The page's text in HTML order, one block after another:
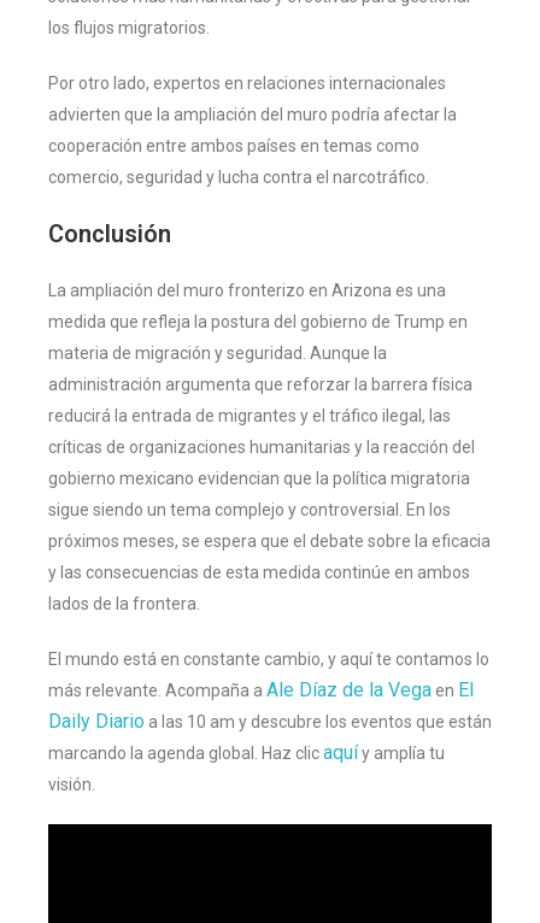
los flujos migratorios.
Por otro lado, expertos en relaciones internacionales
advierten que la ampliación del muro podría afectar la
cooperación entre ambos países en temas como
comercio, seguridad y lucha contra el narcotráfico.
Conclusión
La ampliación del muro fronterizo en Arizona es una
medida que refleja la postura del gobierno de Trump en
materia de migración y seguridad. Aunque la
administración argumenta que reforzar la barrera física
reducirá la entrada de migrantes y el tráfico ilegal, las
críticas de organizaciones humanitarias y la reacción del
gobierno mexicano evidencian que la política migratoria
sigue siendo un tema complejo y controversial. En los
próximos meses, se espera que el debate sobre la eficacia
y las consecuencias de esta medida continúe en ambos
lados de la frontera.
El mundo está en constante cambio, y aquí te contamos lo
más relevante. Acompaña a Ale Díaz de la Vegaen El
Daily Diario a las 10 am y descubre los eventos que están
marcando la agenda global. Haz clicaquíy amplía tu
visión.